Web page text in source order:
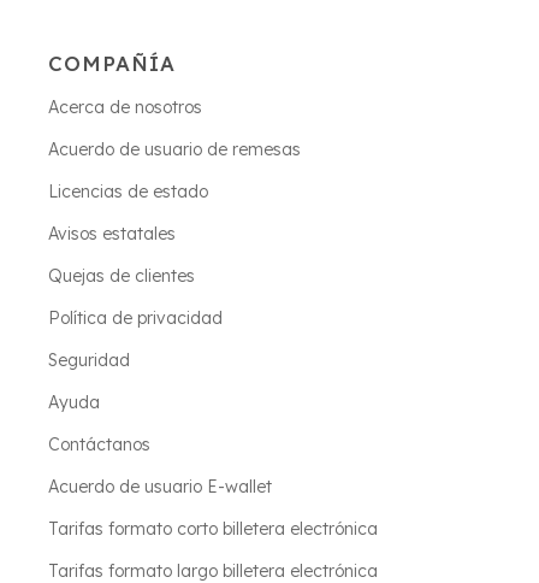
COMPAÑÍA
Acerca de nosotros
Acuerdo de usuario de remesas
Licencias de estado
Avisos estatales
Quejas de clientes
Política de privacidad
Seguridad
Ayuda
Contáctanos
Acuerdo de usuario E-wallet
Tarifas formato corto billetera electrónica
Tarifas formato largo billetera electrónica